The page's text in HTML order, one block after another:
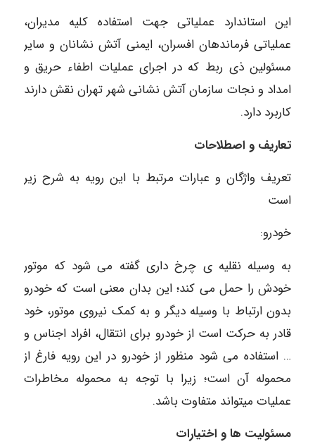
این استاندارد عملیاتی جهت استفاده کلیه مدیران،
عملیاتی فرماندهان افسران، ایمنی آتش نشانان و سایر
مسئولین ذی ربط که در اجرای عملیات اطفاء حریق و
امداد و نجات سازمان آتش نشانی شهر تهران نقش دارند
کاربرد دارد.
تعاریف و اصطلاحات
تعریف واژگان و عبارات مرتبط با این رویه به شرح زیر
است
خودرو:
به وسیله نقلیه ی چرخ داری گفته می شود که موتور
خودش را حمل می کند؛ این بدان معنی است که خودرو
بدون ارتباط با وسیله دیگر و به کمک نیروی موتور، خود
قادر به حرکت است از خودرو برای انتقال، افراد اجناس و
… استفاده می شود منظور از خودرو در این رویه فارغ از
محموله آن است؛ زیرا با توجه به محموله مخاطرات
عملیات میتواند متفاوت باشد.
مسئولیت ها و اختیارات